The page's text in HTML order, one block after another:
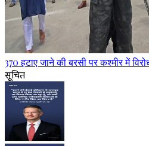
370 हटाए जाने की बरसी पर कश्मीर में
सूचित